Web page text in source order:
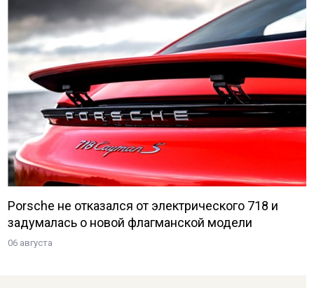
Porsche не отказался от электрического 718 и
задумалась о новой флагманской модели
06 августа